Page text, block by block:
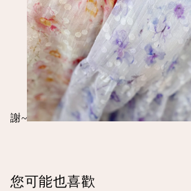
謝~
您可能也喜歡